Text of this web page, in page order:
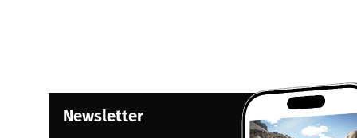
Newsletter